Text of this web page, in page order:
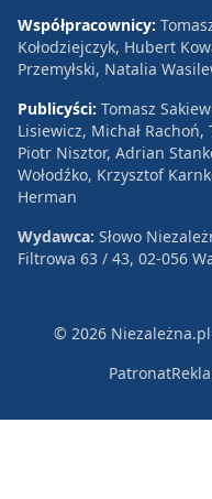
Współpracownicy:
Kołodziejczyk, Hubert
Przemyłski, Natalia
Publicyści: Tomasz
Lisiewicz, Michał Rachoń,
Piotr Nisztor, Adrian
Wołodźko, Krzysztof
Herman
Wydawca: Słowo
Filtrowa 63 / 43, 02-056
© 2026
Patronat